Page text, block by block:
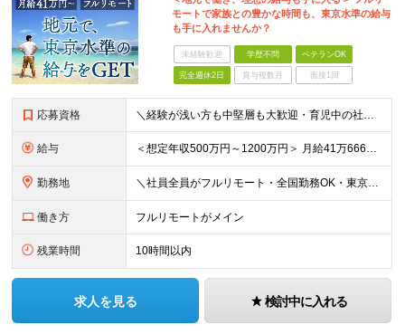
モートで家族との豊かな時間も、東京水準の給与
も手に入れませんか？
未経験歓迎 学歴不問 ベテランOK
完全週休2日 賞与複数月 面接1回
応募資格 ＼経験が浅い方も中堅層も大歓迎・育児中の社員も活躍中／ ■学歴不問 ■開発エンジニアとしての経験2年以上 ■日本在住 ■日本語でのコミュニケーションが取れる方 ■外国籍の方はN1保有者 ★平均年齢3
給与 ＜想定年収500万円～1200万円＞ 月給41万6666円～100万円+交通費+残業手当 ※残業代は別途全額支給します ※試用期間6ヶ月あり。給与以外の待遇の差異はありません ┗試用期間後に若干給
勤務地 ＼社員全員がフルリモート・全国勤務OK・東京都内の案件がメイン／ 【本社】東京都新宿区西新宿三丁目3番-13号西新宿水間ビル6階 ★ハイブリッド出社や出社メインでの勤務をご希望の方もぜひご応募くださ
働き方 フルリモートがメイン
残業時間 10時間以内
求人を見る 検討中に入れる